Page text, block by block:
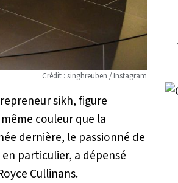
Crédit : singhreuben / Instagram
sikh, figure
couleur que la
dernière, le passionné de
particulier, a dépensé
Cullinans.